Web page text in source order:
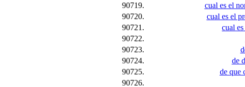
90719.
cual es el
90720.
cual es el
90721.
cual
90722.
90723.
90724.
de
90725.
de que
90726.